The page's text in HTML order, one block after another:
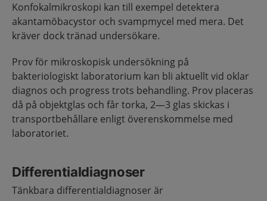
Konfokalmikroskopi kan till exempel detektera
akantamöbacystor och svampmycel med mera. Det
kräver dock tränad undersökare.
Prov för mikroskopisk undersökning på
bakteriologiskt laboratorium kan bli aktuellt vid oklar
diagnos och progress trots behandling. Prov placeras
då på objektglas och får torka, 2—3 glas skickas i
transportbehållare enligt överenskommelse med
laboratoriet.
Differentialdiagnoser
Tänkbara differentialdiagnoser är